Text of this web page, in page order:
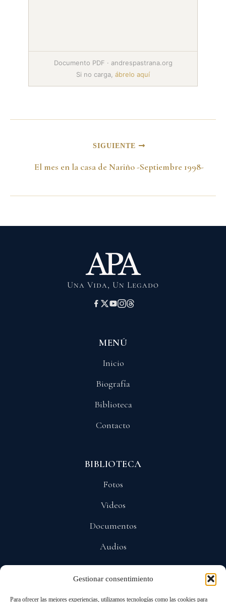
Gestionar consentimiento
Para ofrecer las mejores experiencias, utilizamos tecnologías como las cookies para
Documento PDF · andrespastrana.org
Si no carga, ábrelo aquí
SIGUIENTE
El mes en la casa de Nariño -Septiembre 1998-
Una Vida, Un Legado
MENÚ
Inicio
Biografía
Biblioteca
Contacto
BIBLIOTECA
Fotos
Videos
Documentos
Audios